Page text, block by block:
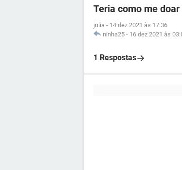
Teria como me
julia - 14 dez 2021 às 17:36
ninha25 - 16 dez 2021 às
1 Respostas